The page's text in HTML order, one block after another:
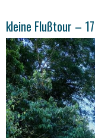
kleine Flußtour –